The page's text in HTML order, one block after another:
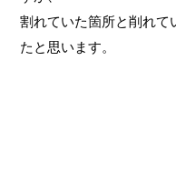
割れていた箇所と削れて
たと思います。